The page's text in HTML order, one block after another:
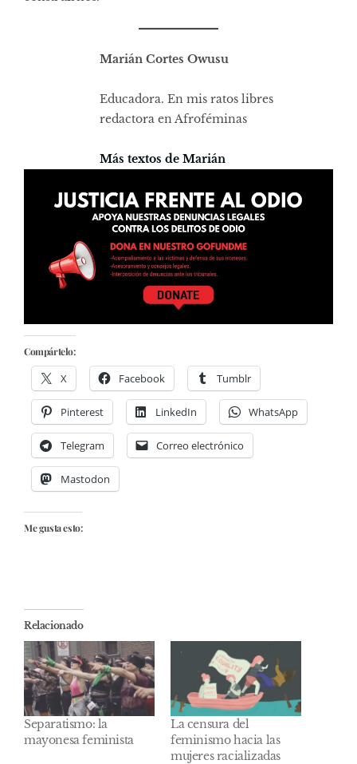
Marián Cortes Owusu
Educadora. En mis ratos libres
redactora en Afroféminas
Más textos de Marián
Compártelo:
X Facebook Tumblr
Pinterest LinkedIn WhatsApp
Telegram Correo electrónico
Mastodon
Me gusta esto:
Relacionado
Separatismo: la
mayonesa feminista
La censura del
feminismo hacia las
mujeres racializadas